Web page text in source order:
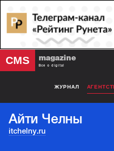
CMS magazine
Все о digital
ЖУРНАЛ
Айти Челны
itchelny.ru